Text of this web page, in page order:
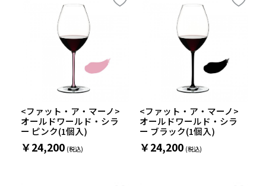
<ファット・ア・マーノ>
オールドワールド・シラ
ー ピンク(1個入)
￥24,200
<ファット・ア・マーノ>
オールドワールド・シラ
ー ブラック(1個入)
￥24,200